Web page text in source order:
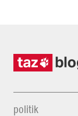
politik